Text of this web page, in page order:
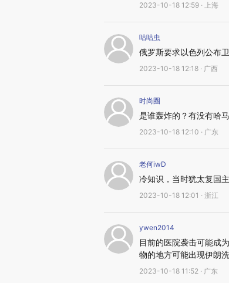
2023-10-18 12:59 · 上海
咕咕虫
俄罗斯要求以色列公布
2023-10-18 12:18 · 广西
时尚圈
是谁轰炸的？有没有哈
2023-10-18 12:10 · 广东
老何iwD
冷知识，当时犹太复国
2023-10-18 12:01 · 浙江
ywen2014
目前的医院袭击可能成
物的地方可能出现伊朗洗
2023-10-18 11:52 · 广东